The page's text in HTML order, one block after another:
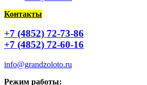
Контакты
+7 (4852) 72-73-86
+7 (4852) 72-60-16
info@grandzoloto.ru
Режим работы: